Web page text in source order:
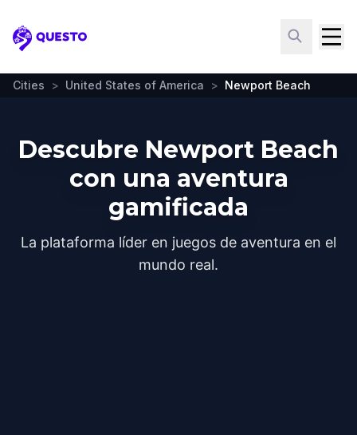
Questo
Cities > United States of America > Newport Beach
Descubre Newport Beach
con una aventura
gamificada
La plataforma líder en juegos de aventura en el
mundo real.